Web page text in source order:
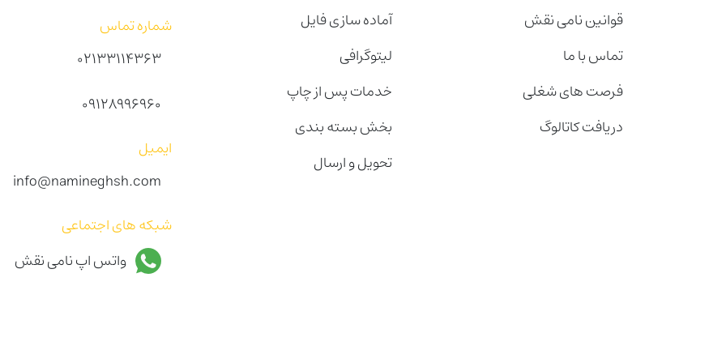
قوانین نامی نقش
تماس با ما
فرصت های شغلی
دریافت کاتالوگ
آماده سازی فایل
لیتوگرافی
خدمات پس از چاپ
بخش بسته بندی
تحویل و ارسال
شماره تماس
02133114363
09128996960
ایمیل
info@namineghsh.com
شبکه های اجتماعی
واتس اپ نامی نقش